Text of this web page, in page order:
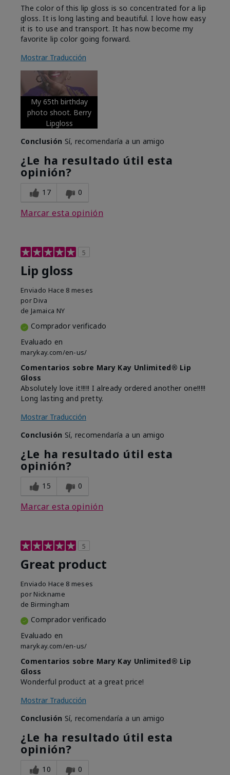
The color of this lip gloss is so concentrated for a lip
gloss. It is long lasting and beautiful. I love how easy
it is to use and transport. It has now become my
favorite lip color going forward.
Mostrar Traducción
My 65th birthday
photo shoot. Berry
Lipgloss
Conclusión Sí, recomendaría a un amigo
¿Le ha resultado útil esta
opinión?
17 0
Marcar esta opinión
5
Lip gloss
Enviado Hace 8 meses
por Diva
de Jamaica NY
Comprador verificado
Evaluado en
marykay.com/en-us/
Comentarios sobre Mary Kay Unlimited® Lip
Gloss
Absolutely love it!!!!! I already ordered another one!!!!!
Long lasting and pretty.
Mostrar Traducción
Conclusión Sí, recomendaría a un amigo
¿Le ha resultado útil esta
opinión?
15 0
Marcar esta opinión
5
Great product
Enviado Hace 8 meses
por Nickname
de Birmingham
Comprador verificado
Evaluado en
marykay.com/en-us/
Comentarios sobre Mary Kay Unlimited® Lip
Gloss
Wonderful product at a great price!
Mostrar Traducción
Conclusión Sí, recomendaría a un amigo
¿Le ha resultado útil esta
opinión?
10 0